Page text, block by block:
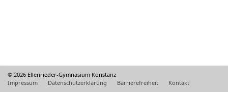
© 2026 Ellenrieder-Gymnasium Konstanz
Impressum
Datenschutzerklärung Barrierefreiheit Kontakt